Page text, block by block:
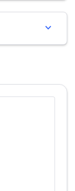
expand_more